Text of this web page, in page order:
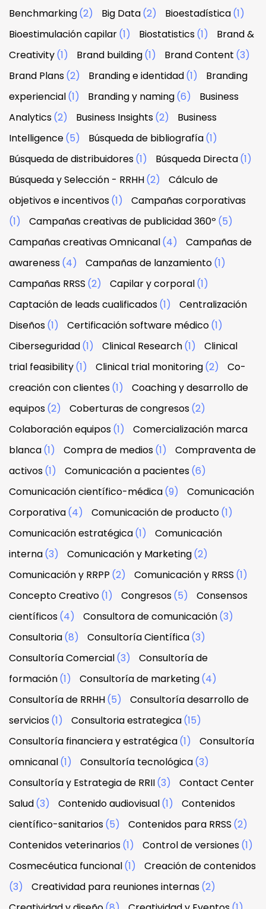
Benchmarking(2) Big Data(2) Bioestadística(1)
Bioestimulación capilar(1) Biostatistics(1)
Brand &
Creativity(1) Brand building(1) Brand Content (3)
Brand Plans(2) Branding e identidad(1)
Branding
experiencial(1) Branding y naming(6)
Business
Analytics(2) Business Insights(2)
Business
Intelligence(5) Búsqueda de bibliografía(1)
Búsqueda de distribuidores(1) Búsqueda Directa(1)
Búsqueda y Selección - RRHH(2)
Cálculo de
objetivos e incentivos(1)
Campañas corporativas
(1)
Campañas creativas de publicidad 360º (5)
Campañas creativas Omnicanal(4)
Campañas de
awareness(4) Campañas de lanzamiento(1)
Campañas RRSS (2) Capilar y corporal(1)
Captación de leads cualificados(1)
Centralización
Diseños(1) Certificación software médico(1)
Ciberseguridad(1) Clinical Research(1)
Clinical
trial feasibility(1) Clinical trial monitoring(2)
Co-
creación con clientes(1)
Coaching y desarrollo de
equipos(2) Coberturas de congresos(2)
Colaboración equipos(1)
Comercialización marca
blanca(1) Compra de medios(1)
Compraventa de
activos(1) Comunicación a pacientes(6)
Comunicación científico-médica(9)
Comunicación
Corporativa(4) Comunicación de producto(1)
Comunicación estratégica(1)
Comunicación
interna(3) Comunicación y Marketing(2)
Comunicación y RRPP (2) Comunicación y RRSS (1)
Concepto Creativo(1) Congresos(5)
Consensos
científicos(4) Consultora de comunicación(3)
Consultoria(8) Consultoría Científica(3)
Consultoría Comercial(3)
Consultoría de
formación(1) Consultoría de marketing(4)
Consultoría de RRHH(5)
Consultoría desarrollo de
servicios(1) Consultoria estrategica(15)
Consultoría financiera y estratégica(1)
Consultoría
omnicanal(1) Consultoría tecnológica(3)
Consultoría y Estrategia de RRII(3)
Contact Center
Salud(3) Contenido audiovisual(1)
Contenidos
científico-sanitarios(5) Contenidos para RRSS (2)
Contenidos veterinarios(1) Control de versiones(1)
Cosmecéutica funcional(1)
Creación de contenidos
(3)
Creatividad para reuniones internas(2)